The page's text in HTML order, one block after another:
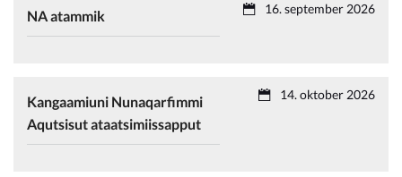
NA atammik 16. september 2026
Kangaamiuni Nunaqarfimmi
Aqutsisut ataatsimiissapput
14. oktober 2026